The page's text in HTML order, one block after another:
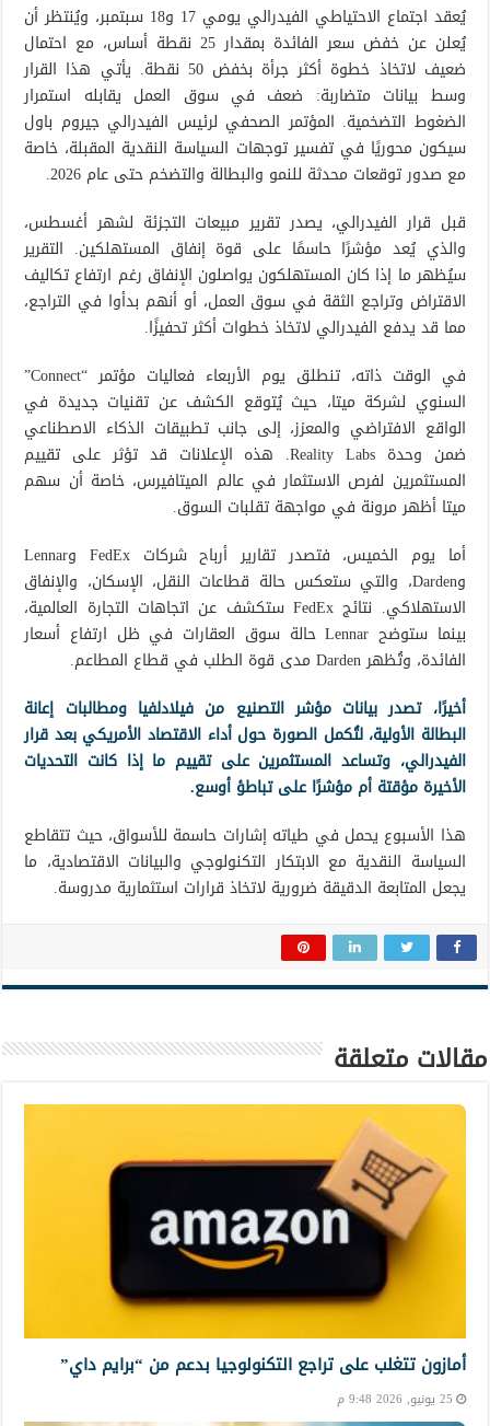
يُعقد اجتماع الاحتياطي الفيدرالي يومي 17 و18 سبتمبر، ويُنتظر أن
يُعلن عن خفض سعر الفائدة بمقدار 25 نقطة أساس، مع احتمال
ضعيف لاتخاذ خطوة أكثر جرأة بخفض 50 نقطة. يأتي هذا القرار
وسط بيانات متضاربة: ضعف في سوق العمل يقابله استمرار
الضغوط التضخمية. المؤتمر الصحفي لرئيس الفيدرالي جيروم باول
سيكون محوريًا في تفسير توجهات السياسة النقدية المقبلة، خاصة
مع صدور توقعات محدثة للنمو والبطالة والتضخم حتى عام 2026.
قبل قرار الفيدرالي، يصدر تقرير مبيعات التجزئة لشهر أغسطس،
والذي يُعد مؤشرًا حاسمًا على قوة إنفاق المستهلكين. التقرير
سيُظهر ما إذا كان المستهلكون يواصلون الإنفاق رغم ارتفاع تكاليف
الاقتراض وتراجع الثقة في سوق العمل، أو أنهم بدأوا في التراجع،
مما قد يدفع الفيدرالي لاتخاذ خطوات أكثر تحفيزًا.
في الوقت ذاته، تنطلق يوم الأربعاء فعاليات مؤتمر “Connect”
السنوي لشركة ميتا، حيث يُتوقع الكشف عن تقنيات جديدة في
الواقع الافتراضي والمعزز، إلى جانب تطبيقات الذكاء الاصطناعي
ضمن وحدة Reality Labs. هذه الإعلانات قد تؤثر على تقييم
المستثمرين لفرص الاستثمار في عالم الميتافيرس، خاصة أن سهم
ميتا أظهر مرونة في مواجهة تقلبات السوق.
أما يوم الخميس، فتصدر تقارير أرباح شركات FedEx وLennar
وDarden، والتي ستعكس حالة قطاعات النقل، الإسكان، والإنفاق
الاستهلاكي. نتائج FedEx ستكشف عن اتجاهات التجارة العالمية،
بينما ستوضح Lennar حالة سوق العقارات في ظل ارتفاع أسعار
الفائدة، وتُظهر Darden مدى قوة الطلب في قطاع المطاعم.
أخيرًا، تصدر بيانات مؤشر التصنيع من فيلادلفيا ومطالبات إعانة
البطالة الأولية، لتُكمل الصورة حول أداء الاقتصاد الأمريكي بعد قرار
الفيدرالي، وتساعد المستثمرين على تقييم ما إذا كانت التحديات
الأخيرة مؤقتة أم مؤشرًا على تباطؤ أوسع.
هذا الأسبوع يحمل في طياته إشارات حاسمة للأسواق، حيث تتقاطع
السياسة النقدية مع الابتكار التكنولوجي والبيانات الاقتصادية، ما
يجعل المتابعة الدقيقة ضرورية لاتخاذ قرارات استثمارية مدروسة.
مقالات متعلقة
أمازون تتغلب على تراجع التكنولوجيا بدعم من “برايم داي”
25 يونيو, 2026 9:48 م